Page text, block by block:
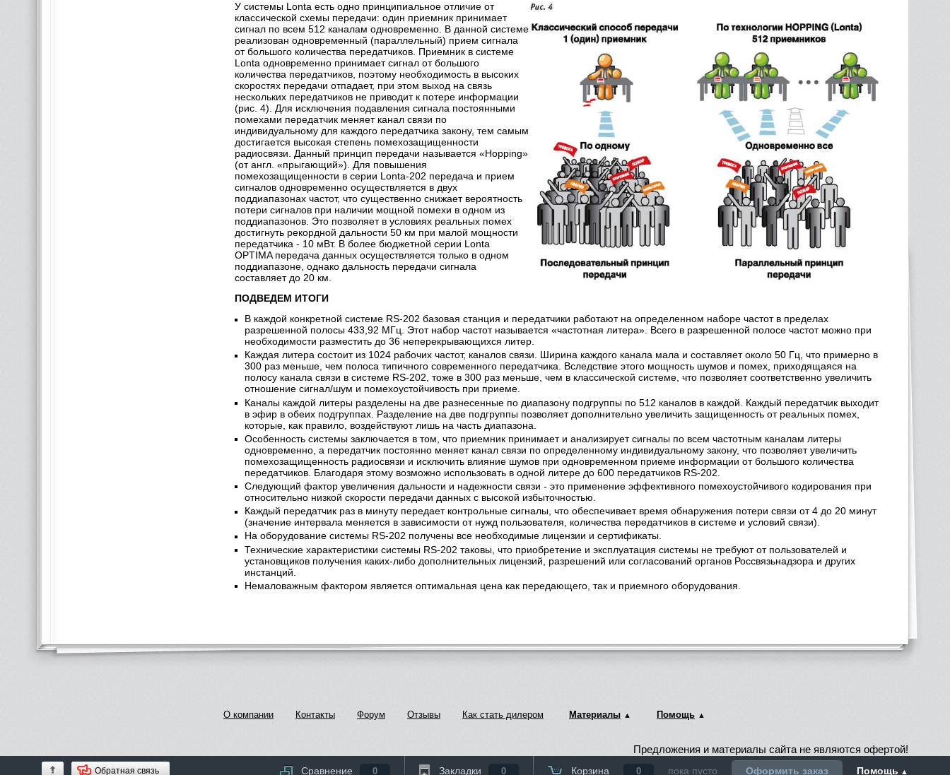
У системы Lonta есть одно принципиальное отличие от
классической схемы передачи: один приемник принимает
сигнал по всем 512 каналам одновременно. В данной системе
реализован одновременный (параллельный) прием сигнала
от большого количества передатчиков. Приемник в системе
Lonta одновременно принимает сигнал от большого
количества передатчиков, поэтому необходимость в высоких
скоростях передачи отпадает, при этом выход на связь
нескольких передатчиков не приводит к потере информации
(рис. 4). Для исключения подавления сигнала постоянными
помехами передатчик меняет канал связи по
индивидуальному для каждого передатчика закону, тем самым
достигается высокая степень помехозащищенности
радиосвязи. Данный принцип передачи называется «Hopping»
(от англ. «прыгающий»). Для повышения
помехозащищенности в серии Lonta-202 передача и прием
сигналов одновременно осуществляется в двух
поддиапазонах частот, что существенно снижает вероятность
потери сигналов при наличии мощной помехи в одном из
поддиапазонов. Это позволяет в условиях реальных помех
достигнуть рекордной дальности 50 км при малой мощности
передатчика - 10 мВт. В более бюджетной серии Lonta
OPTIMA передача данных осуществляется только в одном
поддиапазоне, однако дальность передачи сигнала
составляет до 20 км.
ПОДВЕДЕМ ИТОГИ
В каждой конкретной системе RS-202 базовая станция и передатчики работают на определенном наборе частот в пределах
разрешенной полосы 433,92 МГц. Этот набор частот называется «частотная литера». Всего в разрешенной полосе частот можно при
необходимости разместить до 36 неперекрывающихся литер.
Каждая литера состоит из 1024 рабочих частот, каналов связи. Ширина каждого канала мала и составляет около 50 Гц, что примерно в
300 раз меньше, чем полоса типичного современного передатчика. Вследствие этого мощность шумов и помех, приходящаяся на
полосу канала связи в системе RS-202, тоже в 300 раз меньше, чем в классической системе, что позволяет соответственно увеличить
отношение сигнал/шум и помехоустойчивость при приеме.
Каналы каждой литеры разделены на две разнесенные по диапазону подгруппы по 512 каналов в каждой. Каждый передатчик выходит
в эфир в обеих подгруппах. Разделение на две подгруппы позволяет дополнительно увеличить защищенность от реальных помех,
которые, как правило, воздействуют лишь на часть диапазона.
Особенность системы заключается в том, что приемник принимает и анализирует сигналы по всем частотным каналам литеры
одновременно, а передатчик постоянно меняет канал связи по определенному индивидуальному закону, что позволяет увеличить
помехозащищенность радиосвязи и исключить влияние шумов при одновременном приеме информации от большого количества
передатчиков. Благодаря этому возможно использовать в одной литере до 600 передатчиков RS-202.
Следующий фактор увеличения дальности и надежности связи - это применение эффективного помехоустойчивого кодирования при
относительно низкой скорости передачи данных с высокой избыточностью.
Каждый передатчик раз в минуту передает контрольные сигналы, что обеспечивает время обнаружения потери связи от 4 до 20 минут
(значение интервала меняется в зависимости от нужд пользователя, количества передатчиков в системе и условий связи).
На оборудование системы RS-202 получены все необходимые лицензии и сертификаты.
Технические характеристики системы RS-202 таковы, что приобретение и эксплуатация системы не требуют от пользователей и
установщиков получения каких-либо дополнительных лицензий, разрешений или согласований органов Россвязьнадзора и других
инстанций.
Немаловажным фактором является оптимальная цена как передающего, так и приемного оборудования.
О компании Контакты Форум Отзывы Как стать дилером Материалы Помощь
Предложения и материалы сайта не являются офертой!
Обратная связь Сравнение 0 Закладки 0 Корзина 0 пока пусто Оформить заказ Помощь